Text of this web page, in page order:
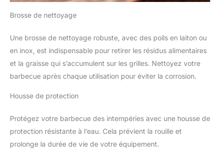
Brosse de nettoyage
Une brosse de nettoyage robuste, avec des poils en laiton ou
en inox, est indispensable pour retirer les résidus alimentaires
et la graisse qui s’accumulent sur les grilles. Nettoyez votre
barbecue après chaque utilisation pour éviter la corrosion.
Housse de protection
Protégez votre barbecue des intempéries avec une housse de
protection résistante à l’eau. Cela prévient la rouille et
prolonge la durée de vie de votre équipement.